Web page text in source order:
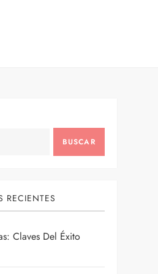
BUSCAR
RECIENTES
Claves Del Éxito